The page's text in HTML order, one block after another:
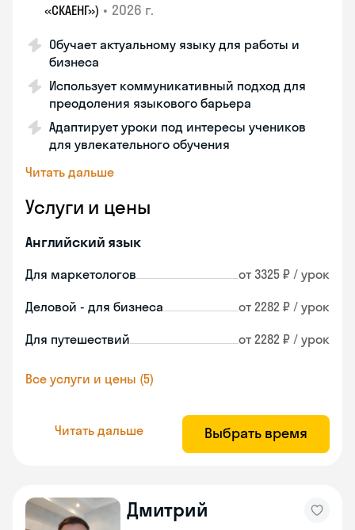
«СКАЕНГ») • 2026 г.
Обучает актуальному языку для работы и
бизнеса
Использует коммуникативный подход для
преодоления языкового барьера
Адаптирует уроки под интересы учеников
для увлекательного обучения
Читать дальше
Услуги и цены
Английский язык
Для маркетологов от 3325 ₽ / урок
Деловой - для бизнеса от 2282 ₽ / урок
Для путешествий от 2282 ₽ / урок
Все услуги и цены (5)
Читать дальше Выбрать время
Дмитрий